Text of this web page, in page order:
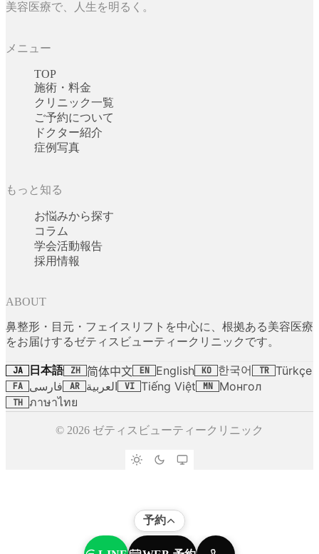
美容医療で、人生を明るく。
メニュー
TOP
施術・料金
クリニック一覧
ご予約について
ドクター紹介
症例写真
もっと知る
お悩みから探す
コラム
学会活動報告
採用情報
ABOUT
鼻整形・目元・フェイスリフトを中心に、根拠ある美容医療
をお届けするゼティスビューティークリニックです。
JA 日本語 ZH 简体中文 EN English KO 한국어 TR Türkçe
FA فارسی AR العربية VI Tiếng Việt MN Монгол
TH ภาษาไทย
© 2026 ゼティスビューティークリニック
予約